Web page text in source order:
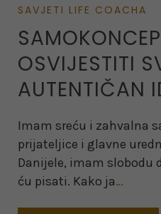
SAVJETI LIFE COACHA
OSVIJESTITI
AUTENTIČAN
Imam sreću i zahvalna
prijateljice i glavne
Danijele, imam slobodu
ću pisati. Kako ja…